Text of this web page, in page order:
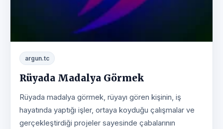
argun.tc
Rüyada Madalya Görmek
Rüyada madalya görmek, rüyayı gören kişinin, iş
hayatında yaptığı işler, ortaya koyduğu çalışmalar ve
gerçekleştirdiği projeler sayesinde çabalarının